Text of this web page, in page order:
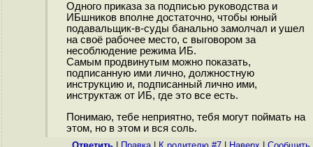
Одного приказа за подписью руководства и
ИБшников вполне достаточно, чтобы юный
подавальщик-в-суды банально замолчал и ушел
на своё рабочее место, с выговором за
несоблюдение режима ИБ.
Самым продвинутым можно показать,
подписанную ими лично, должностную
инструкцию и, подписанный лично ими,
инструктаж от ИБ, где это все есть.
Понимаю, тебе неприятно, тебя могут поймать на
этом, но в этом и вся соль.